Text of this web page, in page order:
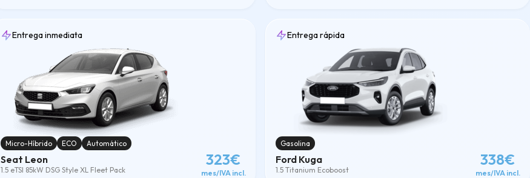
Entrega inmediata
Micro-Híbrido ECO Automático
Seat Leon
1.5 eTSI 85kW DSG Style XL Fleet Pack
323€
mes/IVA incl.
Entrega rápida
Gasolina
Ford Kuga
1.5 Titanium Ecoboost
338€
mes/IVA incl.